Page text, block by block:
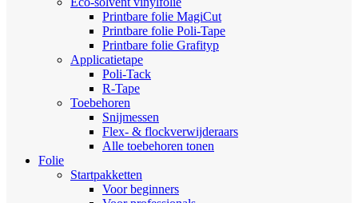
Printbare folie MagiCut
Printbare folie Poli-Tape
Printbare folie Grafityp
Applicatietape
Poli-Tack
R-Tape
Toebehoren
Snijmessen
Flex- & flockverwijderaars
Alle toebehoren tonen
Folie
Startpakketten
Voor beginners